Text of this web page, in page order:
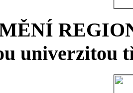
univerzitou